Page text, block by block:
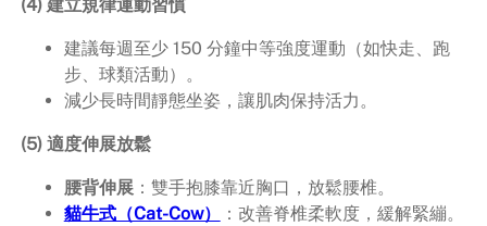
(4) 建立規律運動習慣
建議每週至少 150 分鐘中等強度運動（如快走、跑
步、球類活動）。
減少長時間靜態坐姿，讓肌肉保持活力。
(5) 適度伸展放鬆
腰背伸展：雙手抱膝靠近胸口，放鬆腰椎。
貓牛式（Cat-Cow）
：改善脊椎柔軟度，緩解緊繃。